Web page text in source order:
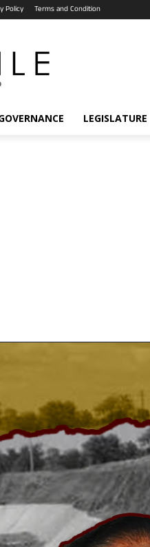
Policy Terms and Condition
LEGISLATURE